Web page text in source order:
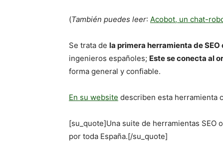
(También puedes leer: Acobot, un chat-
Se trata de la primera herramienta de
ingenieros españoles; Este se conecta al
forma general y confiable.
En su website describen esta herramienta
[su_quote]Una suite de herramientas SEO
por toda España.[/su_quote]